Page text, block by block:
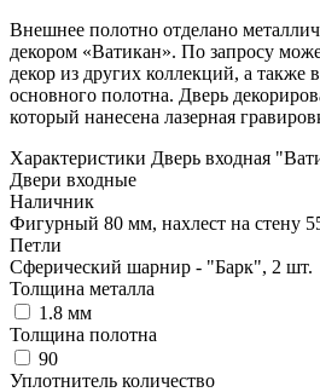
Внешнее полотно отделано
декором «Ватикан». По запросу
декор из других коллекций, а также
основного полотна. Дверь
который нанесена лазерная
Характеристики Дверь входная
Двери входные
Наличник
Фигурный 80 мм, нахлест на стену
Петли
Сферический шарнир - "Барк", 2 шт.
Толщина металла
1.8 мм
Толщина полотна
90
Уплотнитель количество